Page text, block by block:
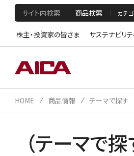
サイト内検索 商品検索
株主・投資家の皆さま サステナビリテ
HOME 商品情報 テーマで探す
（テーマで